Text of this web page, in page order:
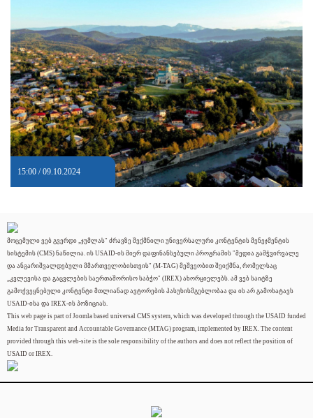
15:00 / 09.10.2024
მოცემული ვებ გვერდი „ჯუმლას" ძრავზე შექმნილი უნივერსალური კონტენტის მენეჯმენტის
სისტემის (CMS) ნაწილია. ის USAID-ის მიერ დაფინანსებული პროგრამის "მედია გამჭვირვალე
და ანგარიშვალდებული მმართველობისთვის" (M-TAG) მეშვეობით შეიქმნა, რომელსაც
„კვლევისა და გაცვლების საერთაშორისო საბჭო" (IREX) ახორციელებს. ამ ვებ საიტზე
გამოქვეყნებული კონტენტი მთლიანად ავტორების პასუხისმგებლობაა და ის არ გამოხატავს
USAID-ისა და IREX-ის პოზიციას.
This web page is part of Joomla based universal CMS system, which was developed through the USAID funded
Media for Transparent and Accountable Governance (MTAG) program, implemented by IREX. The content
provided through this web-site is the sole responsibility of the authors and does not reflect the position of
USAID or IREX.